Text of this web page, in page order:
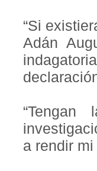
“Si
Adán
a rendir mi